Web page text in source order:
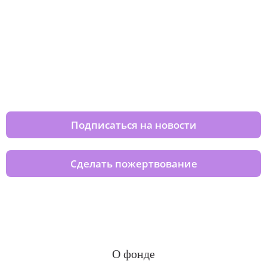
Подписаться на новости
Сделать пожертвование
О фонде